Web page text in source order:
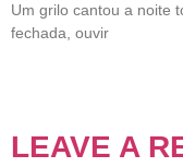
Um grilo cantou a noite
fechada, ouvir
LEAVE A